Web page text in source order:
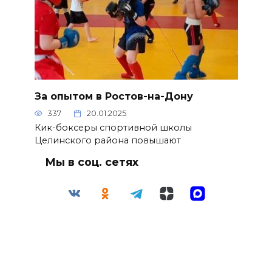
За опытом в Ростов-на-Дону
337 20.01.2025
Кик-боксеры спортивной школы
Целинского района повышают
Мы в соц. сетях